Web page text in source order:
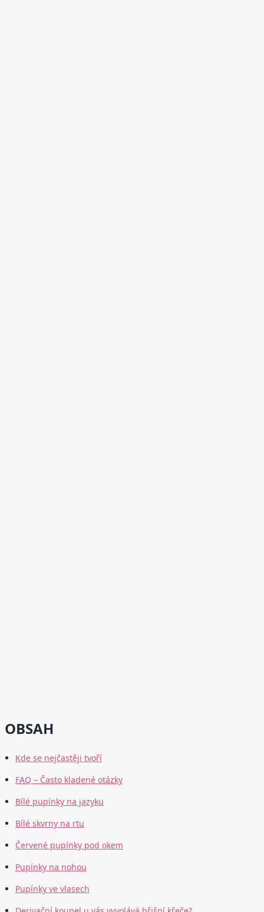
OBSAH
Kde se nejčastěji tvoří
FAQ – Často kladené otázky
Bílé pupínky na jazyku
Bílé skvrny na rtu
Červené pupínky pod okem
Pupínky na nohou
Pupínky ve vlasech